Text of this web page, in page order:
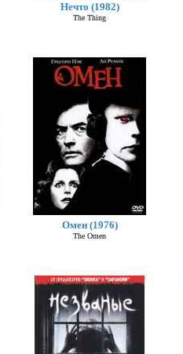
Нечто (1982)
The Thing
Омен (1976)
The Omen